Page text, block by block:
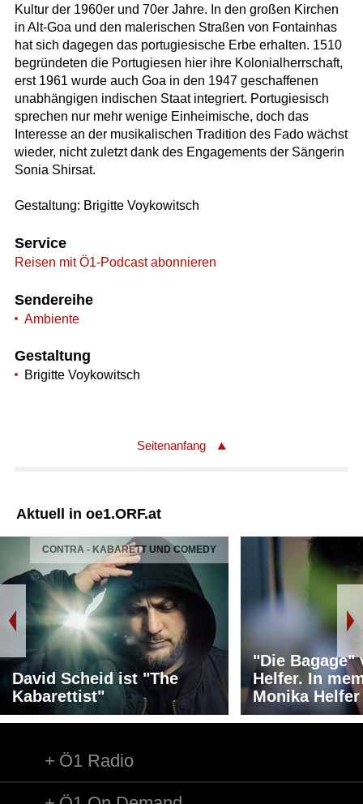
Kultur der 1960er und 70er Jahre. In den großen Kirchen
in Alt-Goa und den malerischen Straßen von Fontainhas
hat sich dagegen das portugiesische Erbe erhalten. 1510
begründeten die Portugiesen hier ihre Kolonialherrschaft,
erst 1961 wurde auch Goa in den 1947 geschaffenen
unabhängigen indischen Staat integriert. Portugiesisch
sprechen nur mehr wenige Einheimische, doch das
Interesse an der musikalischen Tradition des Fado wächst
wieder, nicht zuletzt dank des Engagements der Sängerin
Sonia Shirsat.
Gestaltung: Brigitte Voykowitsch
Service
Reisen mit Ö1-Podcast abonnieren
Sendereihe
Ambiente
Gestaltung
Brigitte Voykowitsch
Seitenanfang
Aktuell in oe1.ORF.at
CONTRA - KABARETT UND COMEDY
David Scheid ist "The
Kabarettist"
"Die Bagage"
Helfer. In
Monika Helfer
Ö1 Radio